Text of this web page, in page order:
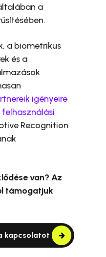
a
a biometrikus
és a
igényeire
Recognition
van? Az
támogatjuk
kapcsolatot